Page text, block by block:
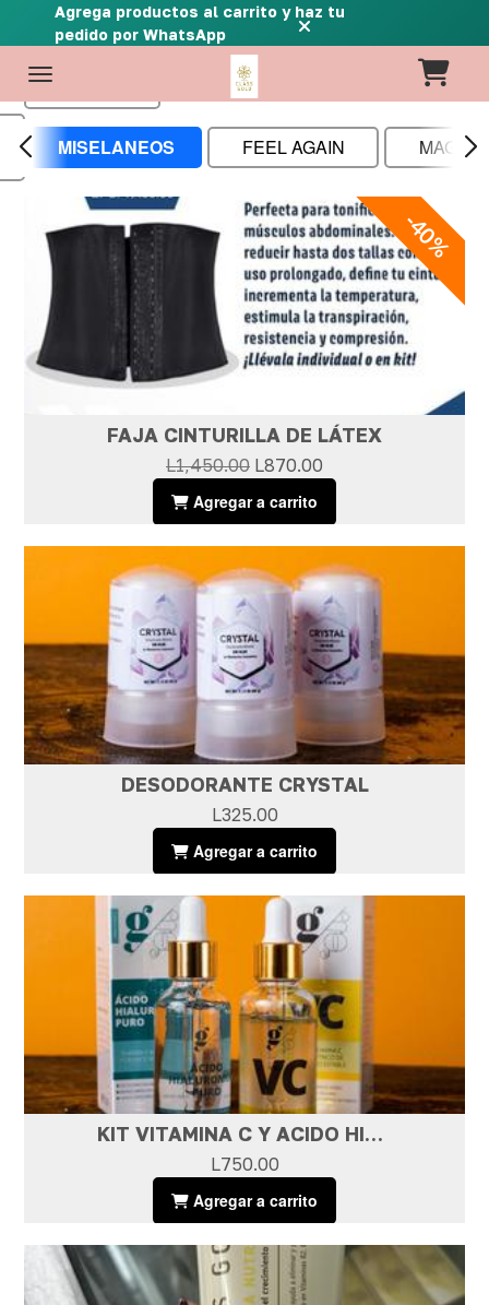
Agrega productos al carrito y haz tu
pedido por WhatsApp
Ordenar
MISELANEOS FEEL AGAIN MAGIC
-40%
FAJA CINTURILLA DE LÁTEX
L1,450.00 L870.00
Agregar a carrito
DESODORANTE CRYSTAL
L325.00
Agregar a carrito
KIT VITAMINA C Y ACIDO HIALURONICO
L750.00
Agregar a carrito